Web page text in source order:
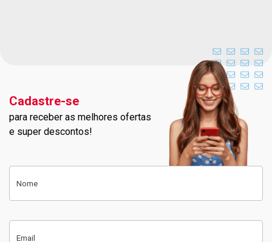
Cadastre-se na nossa
Cadastre-se
para receber as melhores ofertas
e super descontos!
Nome
Email